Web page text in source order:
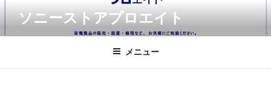
テ
ソニーストアプロエイト
メニュー